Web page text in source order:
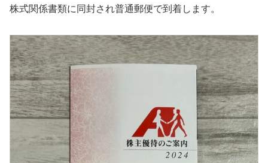
株式関係書類に同封され普通郵便で到着します。